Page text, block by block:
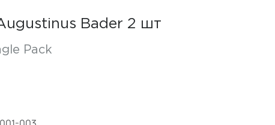
Bader 2 шт
Pack